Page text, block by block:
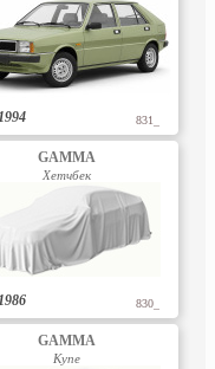
831_
GAMMA
Хетчбек
830_
GAMMA
Купе